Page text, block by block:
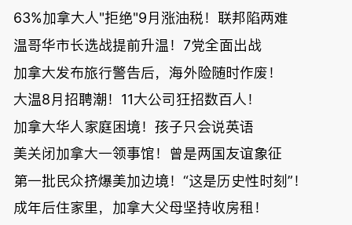
63%加拿大人"拒绝"9月涨油税！联邦陷两难
温哥华市长选战提前升温！7党全面出战
加拿大发布旅行警告后，海外险随时作废！
大温8月招聘潮！11大公司狂招数百人！
加拿大华人家庭困境！孩子只会说英语
美关闭加拿大一领事馆！曾是两国友谊象征
第一批民众挤爆美加边境！“这是历史性时刻”！
成年后住家里，加拿大父母坚持收房租！